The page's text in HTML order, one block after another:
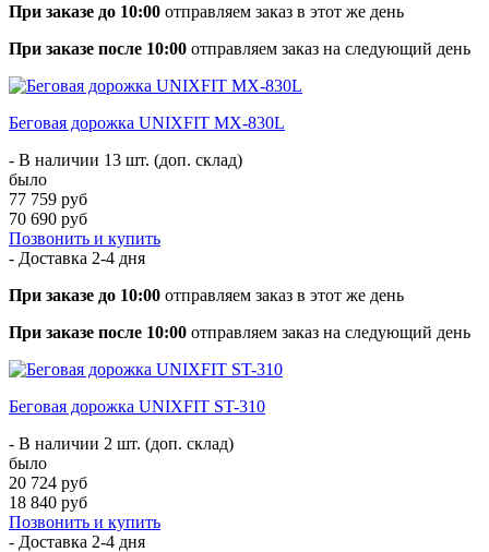
При заказе до 10:00 отправляем заказ в этот же день
При заказе после 10:00 отправляем заказ на следующий день
Беговая дорожка UNIXFIT MX-830L
- В наличии 13 шт. (доп. склад)
было
77 759 руб
70 690 руб
Позвонить и купить
- Доставка 2-4 дня
При заказе до 10:00 отправляем заказ в этот же день
При заказе после 10:00 отправляем заказ на следующий день
Беговая дорожка UNIXFIT ST-310
- В наличии 2 шт. (доп. склад)
было
20 724 руб
18 840 руб
Позвонить и купить
- Доставка 2-4 дня